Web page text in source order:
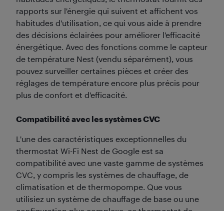
rapports sur l'énergie qui suivent et affichent vos
habitudes d'utilisation, ce qui vous aide à prendre
des décisions éclairées pour améliorer l'efficacité
énergétique. Avec des fonctions comme le capteur
de température Nest (vendu séparément), vous
pouvez surveiller certaines pièces et créer des
réglages de température encore plus précis pour
plus de confort et d'efficacité.
Compatibilité avec les systèmes CVC
L'une des caractéristiques exceptionnelles du
thermostat Wi-Fi Nest de Google est sa
compatibilité avec une vaste gamme de systèmes
CVC, y compris les systèmes de chauffage, de
climatisation et de thermopompe. Que vous
utilisiez un système de chauffage de base ou une